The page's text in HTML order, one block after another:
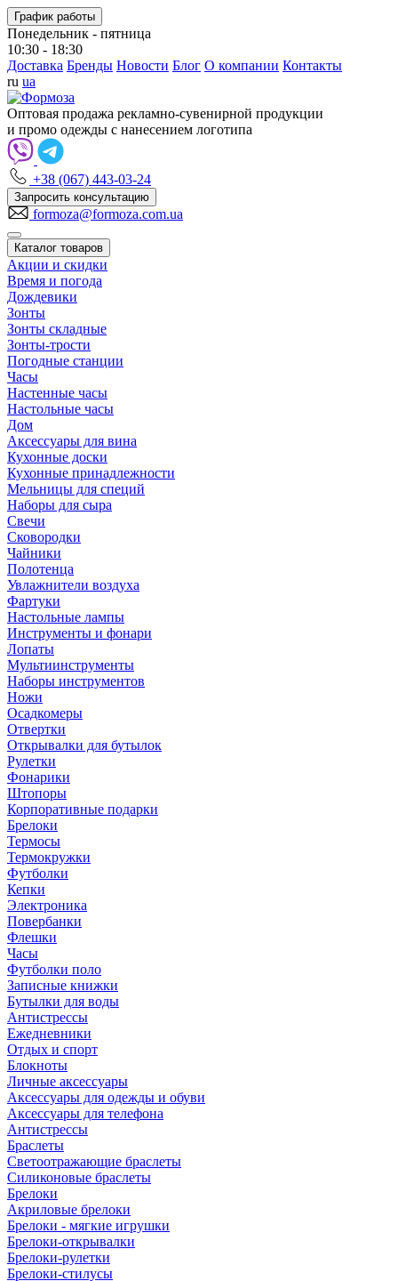
График работы
Понедельник - пятница
10:30 - 18:30
Доставка Бренды Новости Блог О компании Контакты
ru ua
Оптовая продажа рекламно-сувенирной продукции
и промо одежды с нанесением логотипа
+38 (067) 443-03-24
Запросить консультацию
formoza@formoza.com.ua
Каталог товаров
Акции и скидки
Время и погода
Дождевики
Зонты
Зонты складные
Зонты-трости
Погодные станции
Часы
Настенные часы
Настольные часы
Дом
Аксессуары для вина
Кухонные доски
Кухонные принадлежности
Мельницы для специй
Наборы для сыра
Свечи
Сковородки
Чайники
Полотенца
Увлажнители воздуха
Фартуки
Настольные лампы
Инструменты и фонари
Лопаты
Мультиинструменты
Наборы инструментов
Ножи
Осадкомеры
Отвертки
Открывалки для бутылок
Рулетки
Фонарики
Штопоры
Корпоративные подарки
Брелоки
Термосы
Термокружки
Футболки
Кепки
Электроника
Повербанки
Флешки
Часы
Футболки поло
Записные книжки
Бутылки для воды
Антистрессы
Ежедневники
Отдых и спорт
Блокноты
Личные аксессуары
Аксессуары для одежды и обуви
Аксессуары для телефона
Антистрессы
Браслеты
Светоотражающие браслеты
Силиконовые браслеты
Брелоки
Акриловые брелоки
Брелоки - мягкие игрушки
Брелоки-открывалки
Брелоки-рулетки
Брелоки-стилусы